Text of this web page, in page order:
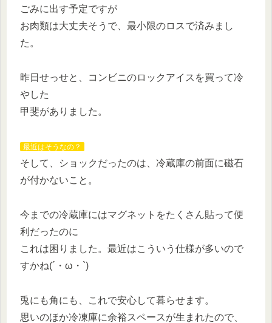
ごみに出す予定ですが
お肉類は大丈夫そうで、最小限のロスで済みまし
た。
昨日せっせと、コンビニのロックアイスを買って冷
やした
甲斐がありました。
最近はそうなの？
そして、ショックだったのは、冷蔵庫の前面に磁石
が付かないこと。
今までの冷蔵庫にはマグネットをたくさん貼って便
利だったのに
これは困りました。最近はこういう仕様が多いので
すかね(´・ω・`)
兎にも角にも、これで安心して暮らせます。
思いのほか冷凍庫に余裕スペースが生まれたので、